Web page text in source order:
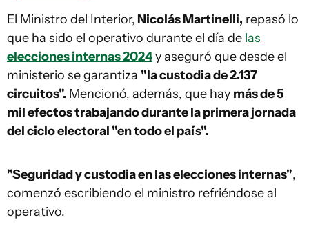
El Ministro del Interior, Nicolás Martinelli, repasó lo
que ha sido el operativo durante el día de las
elecciones internas 2024y aseguró que desde el
ministerio se garantiza "la custodia de 2.137
circuitos". Mencionó, además, que hay más de 5
mil efectos trabajando durante la primera jornada
del ciclo electoral "en todo el país".
"Seguridad y custodia en las elecciones internas",
comenzó escribiendo el ministro refriéndose al
operativo.